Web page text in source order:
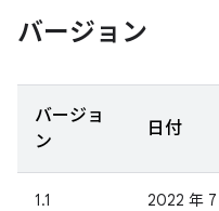
バージョン
バージョ
ン
日付
1.1
2022 年 7